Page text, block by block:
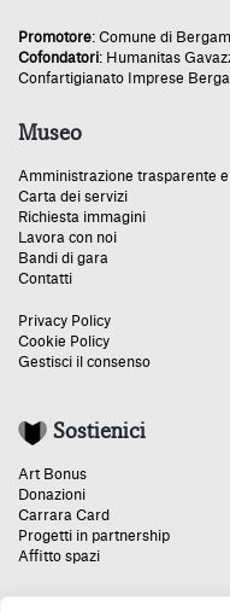
Promotore: Comune di
Cofondatori: Humanitas
Confartigianato Imprese
Museo
Amministrazione trasparente
Carta dei servizi
Richiesta immagini
Lavora con noi
Bandi di gara
Contatti
Privacy Policy
Cookie Policy
Gestisci il consenso
Sostienici
Art Bonus
Donazioni
Carrara Card
Progetti in partnership
Affitto spazi